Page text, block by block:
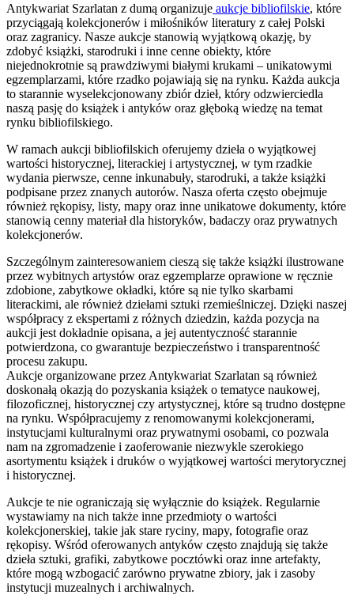
Antykwariat Szarlatan z dumą organizuje aukcje bibliofilskie, które
przyciągają kolekcjonerów i miłośników literatury z całej Polski
oraz zagranicy. Nasze aukcje stanowią wyjątkową okazję, by
zdobyć książki, starodruki i inne cenne obiekty, które
niejednokrotnie są prawdziwymi białymi krukami – unikatowymi
egzemplarzami, które rzadko pojawiają się na rynku. Każda aukcja
to starannie wyselekcjonowany zbiór dzieł, który odzwierciedla
naszą pasję do książek i antyków oraz głęboką wiedzę na temat
rynku bibliofilskiego.
W ramach aukcji bibliofilskich oferujemy dzieła o wyjątkowej
wartości historycznej, literackiej i artystycznej, w tym rzadkie
wydania pierwsze, cenne inkunabuły, starodruki, a także książki
podpisane przez znanych autorów. Nasza oferta często obejmuje
również rękopisy, listy, mapy oraz inne unikatowe dokumenty, które
stanowią cenny materiał dla historyków, badaczy oraz prywatnych
kolekcjonerów.
Szczególnym zainteresowaniem cieszą się także książki ilustrowane
przez wybitnych artystów oraz egzemplarze oprawione w ręcznie
zdobione, zabytkowe okładki, które są nie tylko skarbami
literackimi, ale również dziełami sztuki rzemieślniczej. Dzięki naszej
współpracy z ekspertami z różnych dziedzin, każda pozycja na
aukcji jest dokładnie opisana, a jej autentyczność starannie
potwierdzona, co gwarantuje bezpieczeństwo i transparentność
procesu zakupu.
Aukcje organizowane przez Antykwariat Szarlatan są również
doskonałą okazją do pozyskania książek o tematyce naukowej,
filozoficznej, historycznej czy artystycznej, które są trudno dostępne
na rynku. Współpracujemy z renomowanymi kolekcjonerami,
instytucjami kulturalnymi oraz prywatnymi osobami, co pozwala
nam na zgromadzenie i zaoferowanie niezwykle szerokiego
asortymentu książek i druków o wyjątkowej wartości merytorycznej
i historycznej.
Aukcje te nie ograniczają się wyłącznie do książek. Regularnie
wystawiamy na nich także inne przedmioty o wartości
kolekcjonerskiej, takie jak stare ryciny, mapy, fotografie oraz
rękopisy. Wśród oferowanych antyków często znajdują się także
dzieła sztuki, grafiki, zabytkowe pocztówki oraz inne artefakty,
które mogą wzbogacić zarówno prywatne zbiory, jak i zasoby
instytucji muzealnych i archiwalnych.